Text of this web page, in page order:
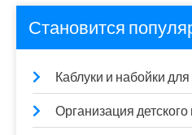
Становится
Каблуки и набойки
Организация